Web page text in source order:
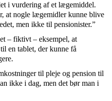
i vurdering af et lægemiddel.
at nogle lægemidler kunne blive
men ikke til pensionister.”
– fiktivt – eksempel, at
en tablet, der kunne få
til pleje og pension til
ikke i dag, men det bør man i